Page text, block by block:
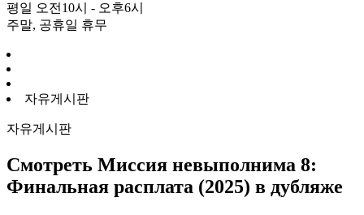
평일 오전10시 - 오후6시
주말, 공휴일 휴무
자유게시판
자유게시판
Смотреть Миссия невыполнима 8:
Финальная расплата (2025) в дубляже